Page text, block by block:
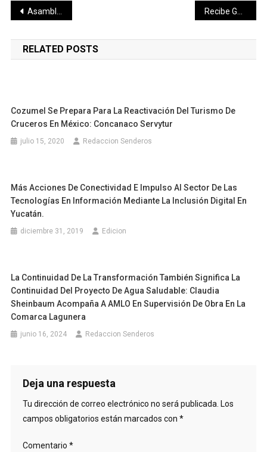
Navegación
de
entradas
Asamblea Anual CANACINTRA Delegación Yucatán 2020
RELATED POSTS
Cozumel Se Prepara Para La Reactivación Del Turismo De
Cruceros En México: Concanaco Servytur
julio 15, 2020 Redaccion Senderos
Más Acciones De Conectividad E Impulso Al Sector De Las
Tecnologías En Información Mediante La Inclusión Digital En
Yucatán.
diciembre 31, 2019 Edicion
La Continuidad De La Transformación También Significa La
Continuidad Del Proyecto De Agua Saludable: Claudia
Sheinbaum Acompaña A AMLO En Supervisión De Obra En La
Comarca Lagunera
junio 16, 2024 Redaccion Senderos
Deja una respuesta
Tu dirección de correo electrónico no será publicada. Los
campos obligatorios están marcados con *
Comentario *